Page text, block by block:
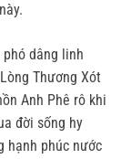
dâng linh
Thương Xót
Anh Phê rô khi
đời sống hy
hạnh phúc nước